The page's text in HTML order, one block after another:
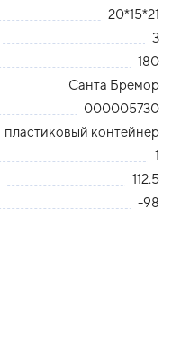
20*15*21
3
180
Санта Бремор
000005730
пластиковый контейнер
1
112.5
-98